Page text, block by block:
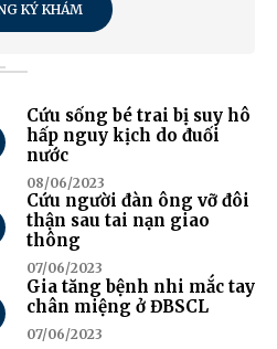
KÝ KHÁM
Cứu sống bé trai bị suy hô
hấp nguy kịch do đuối
nước
08/06/2023
Cứu người đàn ông vỡ đôi
thận sau tai nạn giao
thông
07/06/2023
Gia tăng bệnh nhi mắc tay
chân miệng ở ĐBSCL
07/06/2023